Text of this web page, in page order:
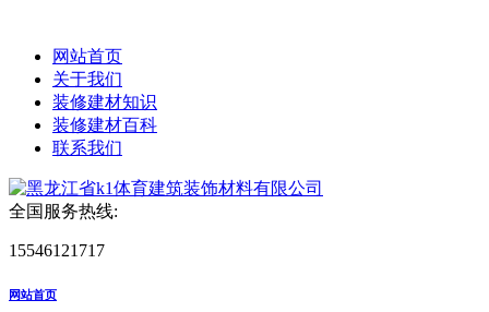
网站首页
关于我们
装修建材知识
装修建材百科
联系我们
全国服务热线:
15546121717
网站首页